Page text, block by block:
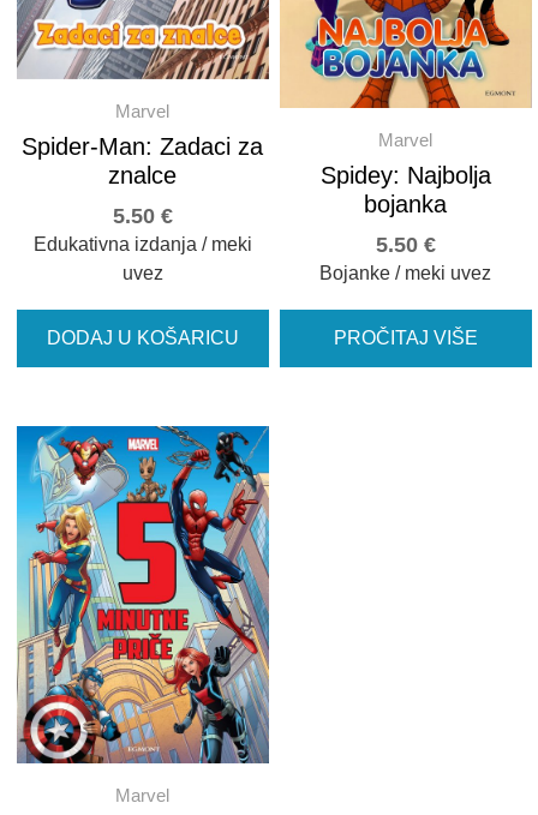
Marvel
Spider-Man: Zadaci za
znalce
5.50 €
Edukativna izdanja / meki
uvez
DODAJ U KOŠARICU
Marvel
Spidey: Najbolja
bojanka
5.50 €
Bojanke / meki uvez
PROČITAJ VIŠE
Marvel